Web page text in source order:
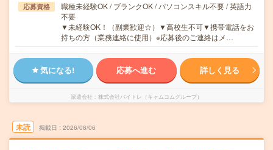
応募資格
職種未経験OK / ブランクOK / パソコンスキル不要 / 英語力
不要
▼未経験OK！（副業歓迎☆）▼高校生不可▼携帯電話をお
持ちの方（業務連絡に使用）※応募後のご連絡はメ…
気になる! 応募へ進む 詳しく見る
派遣会社 株式会社バイトレ（キャムコムグループ）
未読 掲載日 2026/08/06